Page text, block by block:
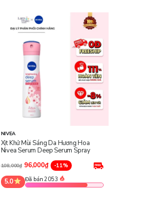
NIVEA
Xịt Khử Mùi Sáng Da Hương Hoa
Nivea Serum Deep Serum Spray
108,000₫ 96,000₫ -11%
5.0 Đã bán 2053